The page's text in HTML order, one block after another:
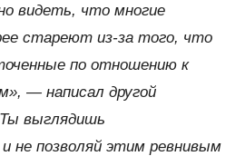
видеть, что многие
стареют из-за того, что
по отношению к
— написал другой
выглядишь
позволяй этим ревнивым